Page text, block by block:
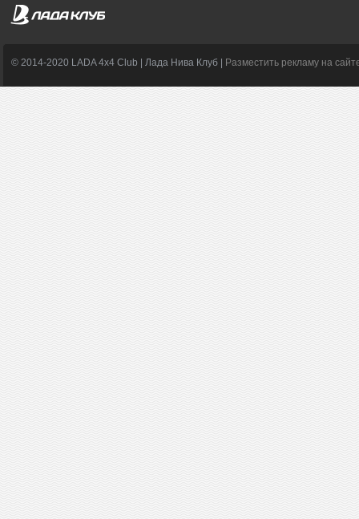
© 2014-2020 LADA 4x4 Club | Лада Нива Клуб | Разместить рекламу на